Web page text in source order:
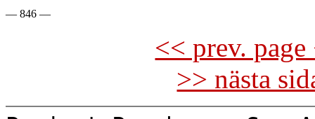
<< prev.
>> nästa